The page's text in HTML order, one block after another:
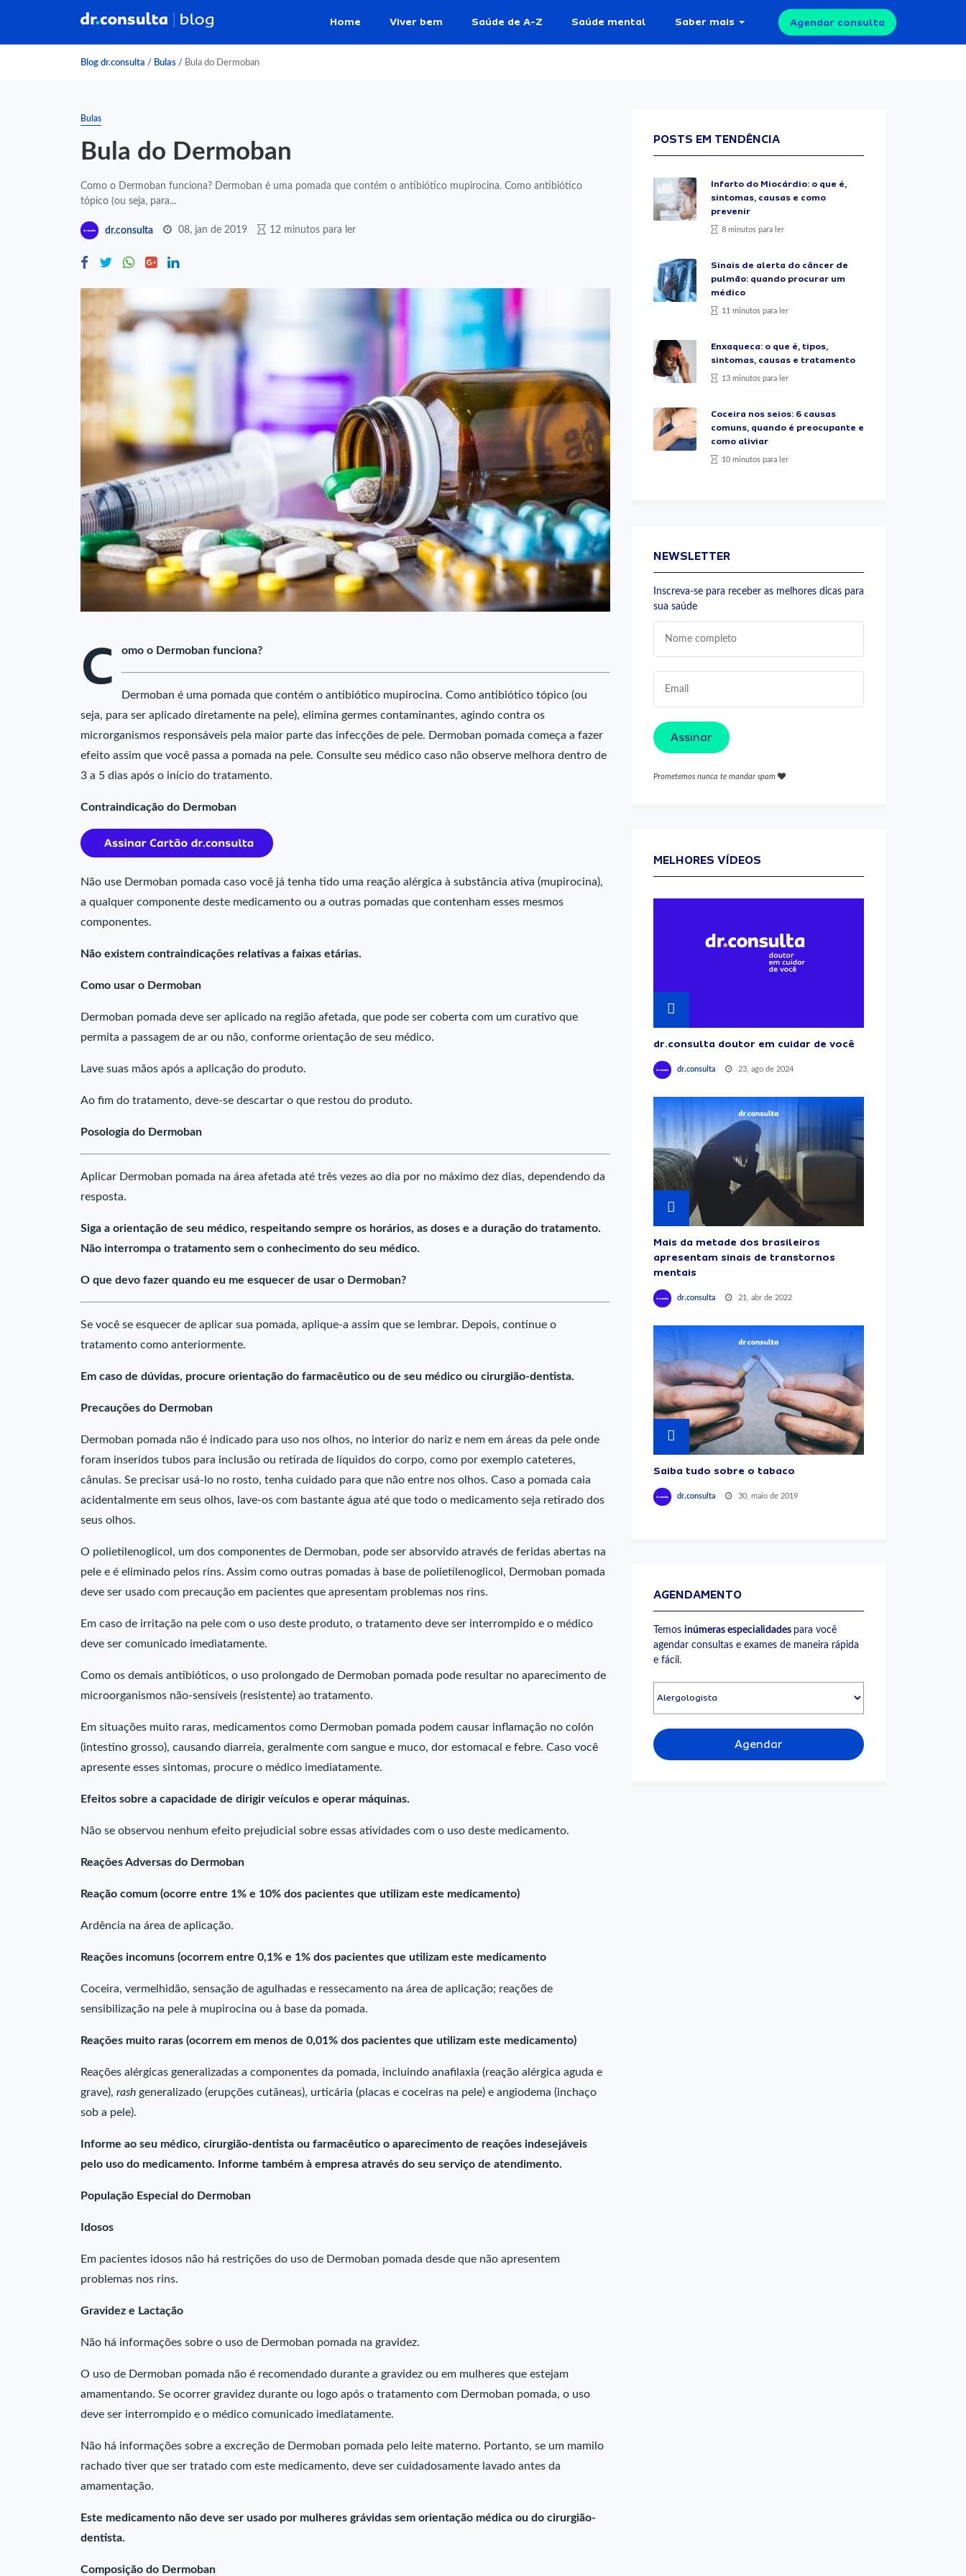
Home Viver bem Saúde de A-Z Saúde mental Saber mais Agendar consulta
Blog dr.consulta / Bulas / Bula do Dermoban
Bulas
Bula do Dermoban
Como o Dermoban funciona? Dermoban é uma pomada que contém o antibiótico mupirocina. Como antibiótico
tópico (ou seja, para...
dr.consulta 08, jan de 2019 12 minutos para ler
C omo o Dermoban funciona?
Dermoban é uma pomada que contém o antibiótico mupirocina. Como antibiótico tópico (ou
seja, para ser aplicado diretamente na pele), elimina germes contaminantes, agindo contra os
microrganismos responsáveis pela maior parte das infecções de pele. Dermoban pomada começa a fazer
efeito assim que você passa a pomada na pele. Consulte seu médico caso não observe melhora dentro de
3 a 5 dias após o início do tratamento.
Contraindicação do Dermoban
Não use Dermoban pomada caso você já tenha tido uma reação alérgica à substância ativa (mupirocina),
a qualquer componente deste medicamento ou a outras pomadas que contenham esses mesmos
componentes.
Não existem contraindicações relativas a faixas etárias.
Como usar o Dermoban
Dermoban pomada deve ser aplicado na região afetada, que pode ser coberta com um curativo que
permita a passagem de ar ou não, conforme orientação de seu médico.
Lave suas mãos após a aplicação do produto.
Ao fim do tratamento, deve-se descartar o que restou do produto.
Posologia do Dermoban
Aplicar Dermoban pomada na área afetada até três vezes ao dia por no máximo dez dias, dependendo da
resposta.
Siga a orientação de seu médico, respeitando sempre os horários, as doses e a duração do tratamento.
Não interrompa o tratamento sem o conhecimento do seu médico.
O que devo fazer quando eu me esquecer de usar o Dermoban?
Se você se esquecer de aplicar sua pomada, aplique-a assim que se lembrar. Depois, continue o
tratamento como anteriormente.
Em caso de dúvidas, procure orientação do farmacêutico ou de seu médico ou cirurgião-dentista.
Precauções do Dermoban
Dermoban pomada não é indicado para uso nos olhos, no interior do nariz e nem em áreas da pele onde
foram inseridos tubos para inclusão ou retirada de líquidos do corpo, como por exemplo cateteres,
cânulas. Se precisar usá-lo no rosto, tenha cuidado para que não entre nos olhos. Caso a pomada caia
acidentalmente em seus olhos, lave-os com bastante água até que todo o medicamento seja retirado dos
seus olhos.
O polietilenoglicol, um dos componentes de Dermoban, pode ser absorvido através de feridas abertas na
pele e é eliminado pelos rins. Assim como outras pomadas à base de polietilenoglicol, Dermoban pomada
deve ser usado com precaução em pacientes que apresentam problemas nos rins.
Em caso de irritação na pele com o uso deste produto, o tratamento deve ser interrompido e o médico
deve ser comunicado imediatamente.
Como os demais antibióticos, o uso prolongado de Dermoban pomada pode resultar no aparecimento de
microorganismos não-sensíveis (resistente) ao tratamento.
Em situações muito raras, medicamentos como Dermoban pomada podem causar inflamação no colón
(intestino grosso), causando diarreia, geralmente com sangue e muco, dor estomacal e febre. Caso você
apresente esses sintomas, procure o médico imediatamente.
Efeitos sobre a capacidade de dirigir veículos e operar máquinas.
Não se observou nenhum efeito prejudicial sobre essas atividades com o uso deste medicamento.
Reações Adversas do Dermoban
Reação comum (ocorre entre 1% e 10% dos pacientes que utilizam este medicamento)
Ardência na área de aplicação.
Reações incomuns (ocorrem entre 0,1% e 1% dos pacientes que utilizam este medicamento
Coceira, vermelhidão, sensação de agulhadas e ressecamento na área de aplicação; reações de
sensibilização na pele à mupirocina ou à base da pomada.
Reações muito raras (ocorrem em menos de 0,01% dos pacientes que utilizam este medicamento)
Reações alérgicas generalizadas a componentes da pomada, incluindo anafilaxia (reação alérgica aguda e
grave), rash generalizado (erupções cutâneas), urticária (placas e coceiras na pele) e angiodema (inchaço
sob a pele).
Informe ao seu médico, cirurgião-dentista ou farmacêutico o aparecimento de reações indesejáveis
pelo uso do medicamento. Informe também à empresa através do seu serviço de atendimento.
População Especial do Dermoban
Idosos
Em pacientes idosos não há restrições do uso de Dermoban pomada desde que não apresentem
problemas nos rins.
Gravidez e Lactação
Não há informações sobre o uso de Dermoban pomada na gravidez.
O uso de Dermoban pomada não é recomendado durante a gravidez ou em mulheres que estejam
amamentando. Se ocorrer gravidez durante ou logo após o tratamento com Dermoban pomada, o uso
deve ser interrompido e o médico comunicado imediatamente.
Não há informações sobre a excreção de Dermoban pomada pelo leite materno. Portanto, se um mamilo
rachado tiver que ser tratado com este medicamento, deve ser cuidadosamente lavado antes da
amamentação.
Este medicamento não deve ser usado por mulheres grávidas sem orientação médica ou do cirurgião-
dentista.
Composição do Dermoban
POSTS EM TENDÊNCIA
Infarto do Miocárdio: o que é,
sintomas, causas e como
prevenir
8 minutos para ler
Sinais de alerta do câncer de
pulmão: quando procurar um
médico
11 minutos para ler
Enxaqueca: o que é, tipos,
sintomas, causas e tratamento
13 minutos para ler
Coceira nos seios: 6 causas
comuns, quando é preocupante e
como aliviar
10 minutos para ler
NEWSLETTER
Inscreva-se para receber as melhores dicas para
sua saúde
Assinar
Prometemos nunca te mandar spam
MELHORES VÍDEOS
dr.consulta doutor em cuidar de você
dr.consulta 23, ago de 2024
Mais da metade dos brasileiros
apresentam sinais de transtornos
mentais
dr.consulta 21, abr de 2022
Saiba tudo sobre o tabaco
dr.consulta 30, maio de 2019
AGENDAMENTO
Temos inúmeras especialidades para você
agendar consultas e exames de maneira rápida
e fácil.
Agendar